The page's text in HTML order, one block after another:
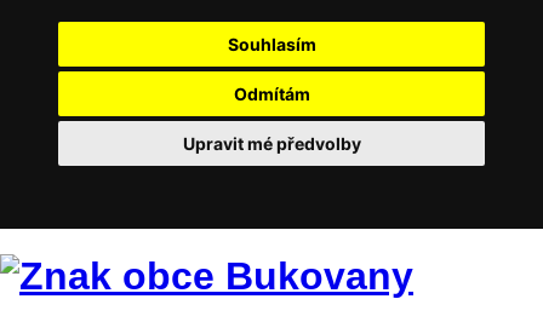
Souhlasím
Odmítám
Upravit mé předvolby